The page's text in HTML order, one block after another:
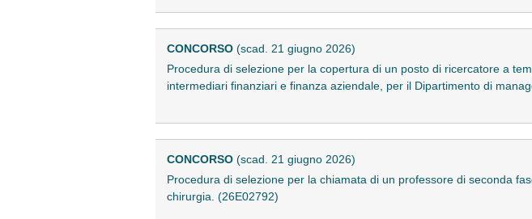
CONCORSO (scad. 21 giugno 2026)
Procedura di selezione per la copertura di un posto di ricercatore a
intermediari finanziari e finanza aziendale, per il Dipartimento di
CONCORSO (scad. 21 giugno 2026)
Procedura di selezione per la chiamata di un professore di seconda
chirurgia. (26E02792)